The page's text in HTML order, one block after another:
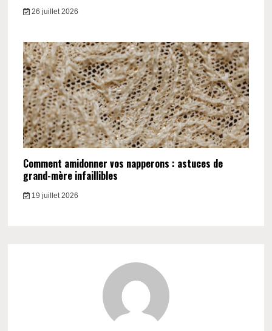
26 juillet 2026
Comment amidonner vos napperons : astuces de
grand-mère infaillibles
19 juillet 2026